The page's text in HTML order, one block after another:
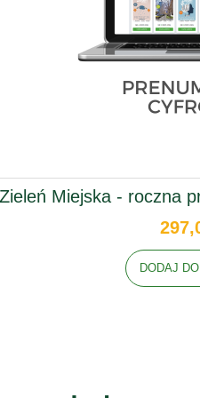
Zieleń Miejska - roczna
DODAJ